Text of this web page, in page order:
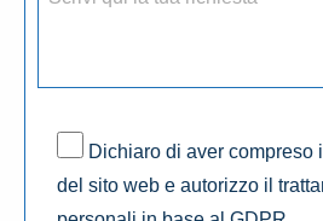
Dichiaro di aver compreso
del sito web e autorizzo il